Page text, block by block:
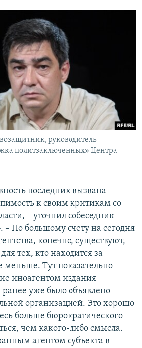
руководитель
политзаключенных» Центра
последних вызвана
к своим критикам со
– уточнил собеседник
. – По большому счету на сегодня
конечно, существуют,
тех, кто находится за
Тут показательно
иноагентом издания
ранее уже было объявлено
организацией. Это хорошо
больше бюрократического
чем какого-либо смысла.
агентом субъекта в